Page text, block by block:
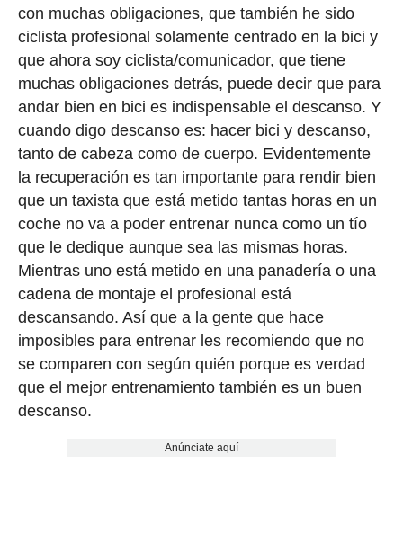
con muchas obligaciones, que también he sido
ciclista profesional solamente centrado en la bici y
que ahora soy ciclista/comunicador, que tiene
muchas obligaciones detrás, puede decir que para
andar bien en bici es indispensable el descanso. Y
cuando digo descanso es: hacer bici y descanso,
tanto de cabeza como de cuerpo. Evidentemente
la recuperación es tan importante para rendir bien
que un taxista que está metido tantas horas en un
coche no va a poder entrenar nunca como un tío
que le dedique aunque sea las mismas horas.
Mientras uno está metido en una panadería o una
cadena de montaje el profesional está
descansando. Así que a la gente que hace
imposibles para entrenar les recomiendo que no
se comparen con según quién porque es verdad
que el mejor entrenamiento también es un buen
descanso.
Anúnciate aquí